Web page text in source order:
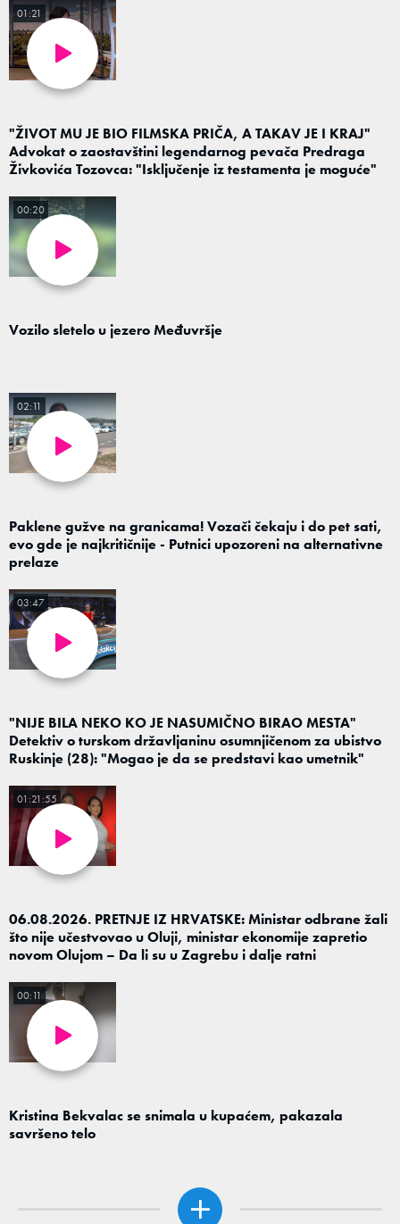
"ŽIVOT MU JE BIO FILMSKA PRIČA, A TAKAV JE I KRAJ"
Advokat o zaostavštini legendarnog pevača Predraga
Živkovića Tozovca: "Isključenje iz testamenta je moguće"
01:21
Vozilo sletelo u jezero Međuvršje
00:20
Paklene gužve na granicama! Vozači čekaju i do pet sati,
evo gde je najkritičnije - Putnici upozoreni na alternativne
prelaze
02:11
"NIJE BILA NEKO KO JE NASUMIČNO BIRAO MESTA"
Detektiv o turskom državljaninu osumnjičenom za ubistvo
Ruskinje (28): "Mogao je da se predstavi kao umetnik"
03:47
06.08.2026. PRETNJE IZ HRVATSKE: Ministar odbrane žali
što nije učestvovao u Oluji, ministar ekonomije zapretio
novom Olujom – Da li su u Zagrebu i dalje ratni
01:21:55
Kristina Bekvalac se snimala u kupaćem, pakazala
savršeno telo
00:11